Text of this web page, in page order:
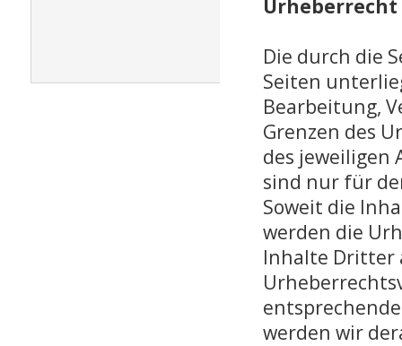
Urheberrecht
Die durch die
Seiten
Bearbeitung,
Grenzen des
des jeweiligen
sind nur für
Soweit die
werden die
Inhalte Dritter
werden wir